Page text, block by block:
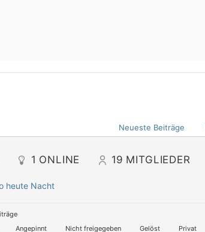
Neueste Beiträge
1 ONLINE 19 MITGLIEDER
heute Nacht
Angepinnt Nicht freigegeben Gelöst Privat